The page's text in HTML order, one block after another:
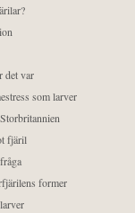
det var
som larver
fjäril
former